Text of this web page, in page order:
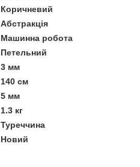
Коричневий
Абстракція
Машинна робота
Петельний
3 мм
140 см
5 мм
1.3 кг
Туреччина
Новий